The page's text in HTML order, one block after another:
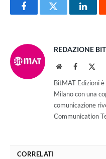
FacebookTwitter
REDAZIONE
WebsiteFacebook
BitMAT Edizioni
Milano con una
comunicazione
Communication
CORRELATI